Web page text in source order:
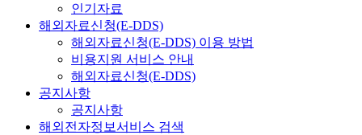
인기자료
해외자료신청(E-DDS)
해외자료신청(E-DDS) 이용 방법
비용지원 서비스 안내
해외자료신청(E-DDS)
공지사항
공지사항
해외전자정보서비스 검색